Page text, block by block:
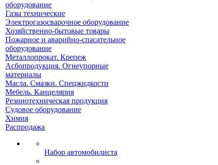
оборудование
Газы технические
Электрогазосварочное оборудование
Хозяйственно-бытовые товары
Пожарное и аварийно-спасательное
оборудование
Металлопрокат. Крепеж
Асбопродукция. Огнеупорные
материалы
Масла. Смазки. Спецжидкости
Мебель. Канцелярия
Резинотехническая продукция
Судовое оборудование
Химия
Распродажа
Набор автомобилиста